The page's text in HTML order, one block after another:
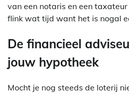
van een notaris en een
flink wat tijd want het is nogal
De financieel
jouw hypotheek
Mocht je nog steeds de loterij